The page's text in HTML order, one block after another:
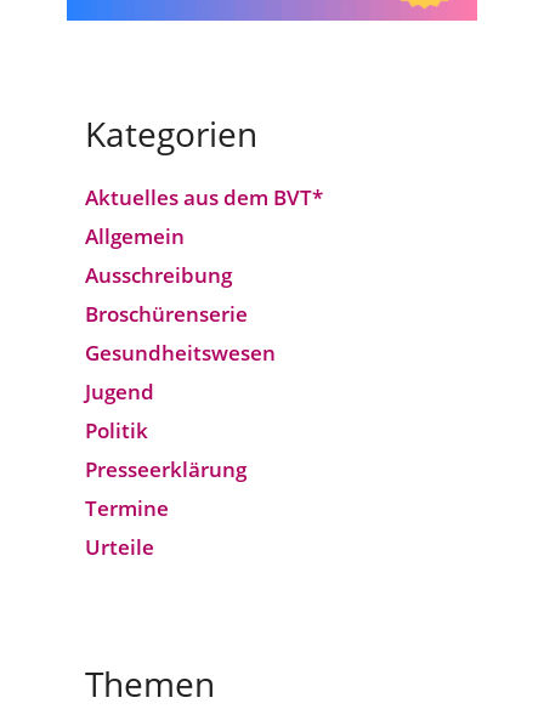
Kategorien
Aktuelles aus dem BVT*
Allgemein
Ausschreibung
Broschürenserie
Gesund­heits­wesen
Jugend
Politik
Presseerklärung
Termine
Urteile
Themen